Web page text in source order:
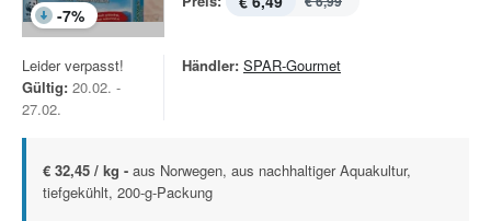
-7%
Leider verpasst!
Gültig: 20.02. -
27.02.
Händler: SPAR-Gourmet
€ 32,45 / kg - aus Norwegen, aus nachhaltiger Aquakultur,
tiefgekühlt, 200-g-Packung